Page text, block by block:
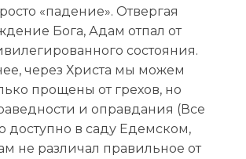
«падение». Отвергая
Бога, Адам отпал от
состояния.
через Христа мы можем
прощены от грехов, но
и оправдания (Все
доступно в саду Едемском,
не различал правильное от